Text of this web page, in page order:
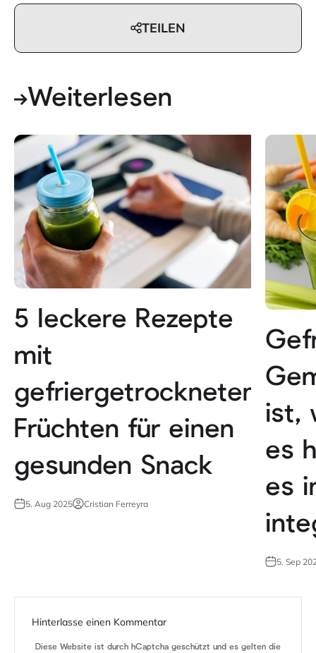
TEILEN
Weiterlesen
5 leckere Rezepte
mit
gefriergetrockneten
Früchten für einen
gesunden Snack
5. Aug 2025 Cristian Ferreyra
ist,
es
es
5. Sep
Hinterlasse einen Kommentar
Diese Website ist durch hCaptcha geschützt und es gelten die